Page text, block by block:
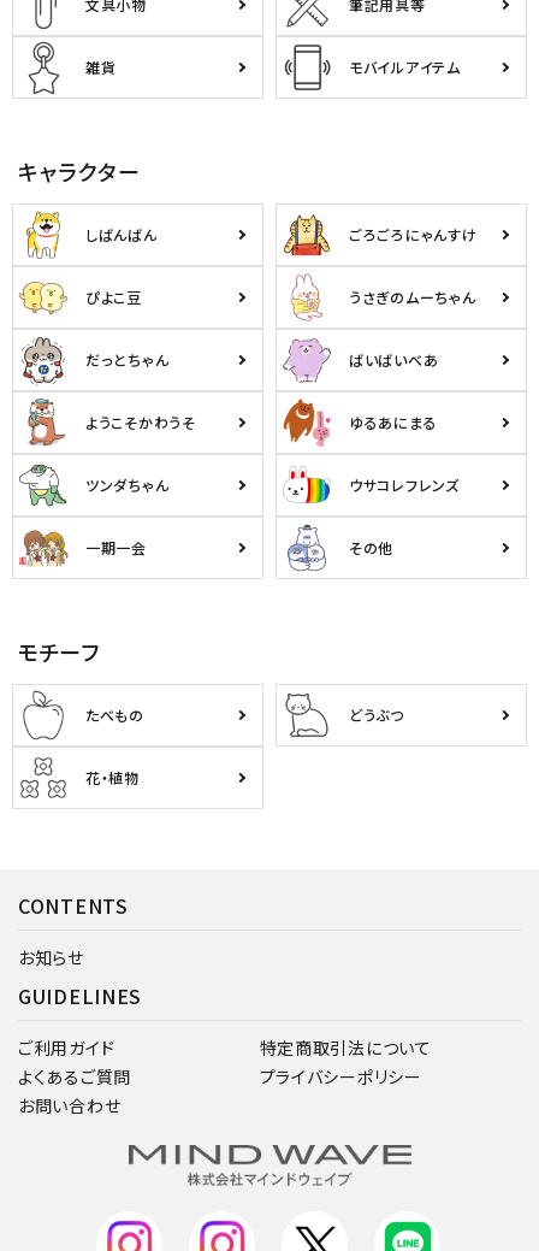
文具小物 筆記用具等
雑貨 モバイルアイテム
キャラクター
しばんばん ごろごろにゃんすけ
ぴよこ豆 うさぎのムーちゃん
だっとちゃん ばいばいべあ
ようこそかわうそ ゆるあにまる
ツンダちゃん ウサコレフレンズ
一期一会 その他
モチーフ
たべもの どうぶつ
花・植物
CONTENTS
お知らせ
GUIDELINES
ご利用ガイド
よくあるご質問
お問い合わせ
特定商取引法について
プライバシーポリシー